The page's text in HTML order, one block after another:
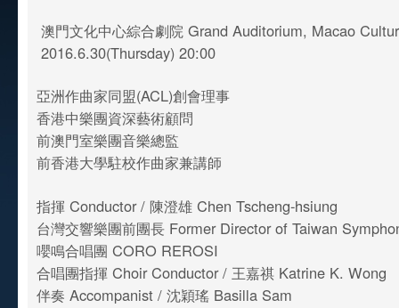
澳門文化中心綜合劇院 Grand Auditorium, Macao
2016.6.30(Thursday) 20:00
亞洲作曲家同盟(ACL)創會理事
香港中樂團資深藝術顧問
前澳門室樂團音樂總監
前香港大學駐校作曲家兼講師
指揮 Conductor / 陳澄雄 Chen Tscheng-hsiung
台灣交響樂團前團長 Former Director of Taiwan
嚶鳴合唱團 CORO REROSI
合唱團指揮 Choir Conductor / 王嘉祺 Katrine K. Wong
伴奏 Accompanist / 沈穎瑤 Basilla Sam